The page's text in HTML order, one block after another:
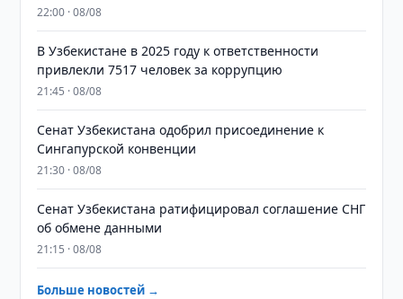
22:00 · 08/08
В Узбекистане в 2025 году к ответственности
привлекли 7517 человек за коррупцию
21:45 · 08/08
Сенат Узбекистана одобрил присоединение к
Сингапурской конвенции
21:30 · 08/08
Сенат Узбекистана ратифицировал соглашение СНГ
об обмене данными
21:15 · 08/08
Больше новостей →